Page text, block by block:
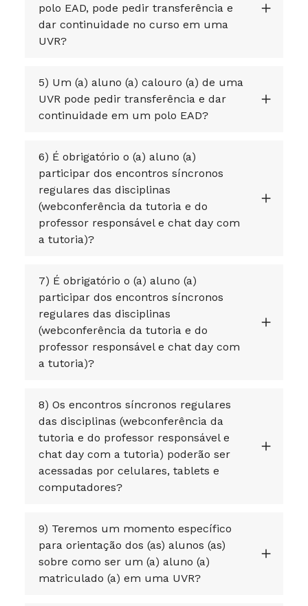
polo EAD, pode pedir transferência e
dar continuidade no curso em uma
UVR?
5) Um (a) aluno (a) calouro (a) de uma
UVR pode pedir transferência e dar
continuidade em um polo EAD?
6) É obrigatório o (a) aluno (a)
participar dos encontros síncronos
regulares das disciplinas
(webconferência da tutoria e do
professor responsável e chat day com
a tutoria)?
7) É obrigatório o (a) aluno (a)
participar dos encontros síncronos
regulares das disciplinas
(webconferência da tutoria e do
professor responsável e chat day com
a tutoria)?
8) Os encontros síncronos regulares
das disciplinas (webconferência da
tutoria e do professor responsável e
chat day com a tutoria) poderão ser
acessadas por celulares, tablets e
computadores?
9) Teremos um momento específico
para orientação dos (as) alunos (as)
sobre como ser um (a) aluno (a)
matriculado (a) em uma UVR?